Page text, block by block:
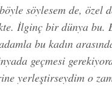
söylesem de, özel
İlginç bir dünya bu.
bu kadın
geçmesi
yerleştirseydim o